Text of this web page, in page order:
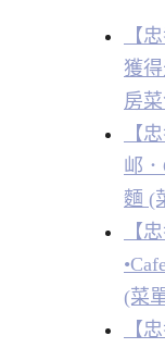
【
獲
房
【
邖
麵 (
【
(菜
【